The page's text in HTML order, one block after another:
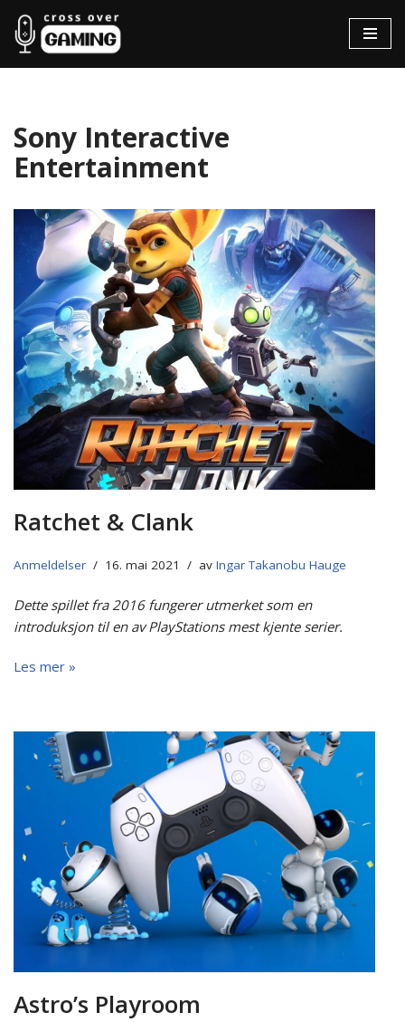
Hopp
til
Sony Interactive
Entertainment
Ratchet & Clank
Anmeldelser 16. mai 2021 av Ingar Takanobu Hauge
Dette spillet fra 2016 fungerer utmerket som en
introduksjon til en av PlayStations mest kjente serier.
Les mer »
Astro’s Playroom